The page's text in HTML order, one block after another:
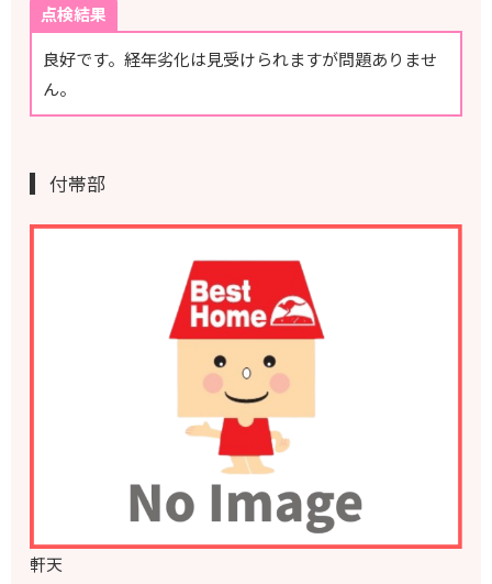
点検結果
良好です。経年劣化は見受けられますが問題ありませ
ん。
付帯部
軒天